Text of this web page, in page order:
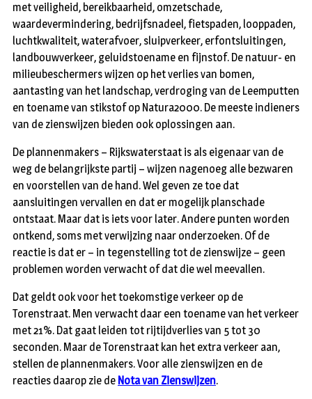
met veiligheid, bereikbaarheid, omzetschade,
waardevermindering, bedrijfsnadeel, fietspaden, looppaden,
luchtkwaliteit, waterafvoer, sluipverkeer, erfontsluitingen,
landbouwverkeer, geluidstoename en fijnstof. De natuur- en
milieubeschermers wijzen op het verlies van bomen,
aantasting van het landschap, verdroging van de Leemputten
en toename van stikstof op Natura2000. De meeste indieners
van de zienswijzen bieden ook oplossingen aan.
De plannenmakers – Rijkswaterstaat is als eigenaar van de
weg de belangrijkste partij – wijzen nagenoeg alle bezwaren
en voorstellen van de hand. Wel geven ze toe dat
aansluitingen vervallen en dat er mogelijk planschade
ontstaat. Maar dat is iets voor later. Andere punten worden
ontkend, soms met verwijzing naar onderzoeken. Of de
reactie is dat er – in tegenstelling tot de zienswijze – geen
problemen worden verwacht of dat die wel meevallen.
Dat geldt ook voor het toekomstige verkeer op de
Torenstraat. Men verwacht daar een toename van het verkeer
met 21%. Dat gaat leiden tot rijtijdverlies van 5 tot 30
seconden. Maar de Torenstraat kan het extra verkeer aan,
stellen de plannenmakers. Voor alle zienswijzen en de
reacties daarop zie de Nota van Zienswijzen.